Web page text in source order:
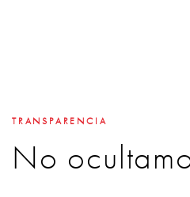
TRANSPARENCIA
No